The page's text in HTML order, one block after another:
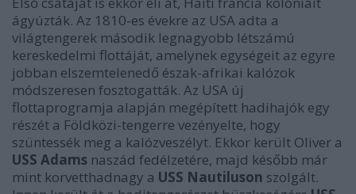
ágyúzták. Az 1810-es évekre az USA adta a
világtengerek második legnagyobb létszámú
kereskedelmi flottáját, amelynek egységeit az egyre
jobban elszemtelenedő észak-afrikai kalózok
módszeresen fosztogatták. Az USA új
flottaprogramja alapján megépített hadihajók egy
részét a Földközi-tengerre vezényelte, hogy
szüntessék meg a kalózveszélyt. Ekkor került Oliver a
USS Adams naszád fedélzetére, majd később már
mint korvetthadnagy a USS Nautiluson szolgált.